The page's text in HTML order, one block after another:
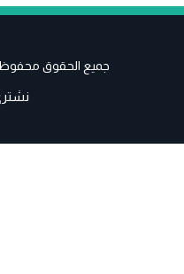
جميع الحقوق محفوظة